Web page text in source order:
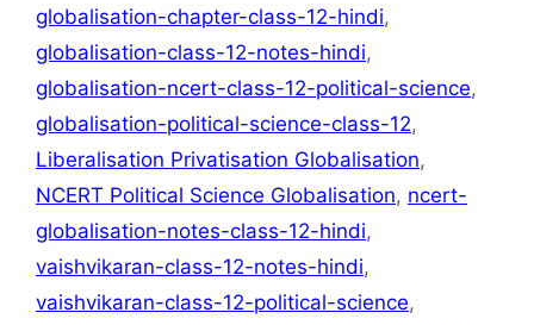
globalisation-chapter-class-12-hindi,
globalisation-class-12-notes-hindi,
globalisation-ncert-class-12-political-science,
globalisation-political-science-class-12,
Liberalisation Privatisation Globalisation,
NCERT Political Science Globalisation, ncert-
globalisation-notes-class-12-hindi,
vaishvikaran-class-12-notes-hindi,
vaishvikaran-class-12-political-science,